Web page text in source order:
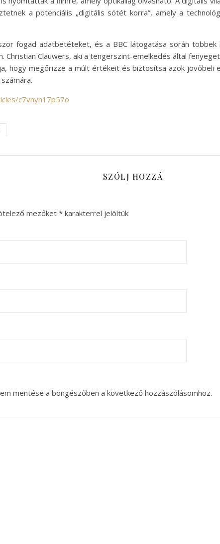
a potenciális „digitális sötét korra”, amely a
fogad adatbetéteket, és a BBC látogatása során
Christian Clauwers, aki a tengerszint-emelkedés által
hogy megőrizze a múlt értékeit és biztosítsa azok
c7vnyn17p57o
SZÓLJ HOZZÁ
mezőket * karakterrel jelöltük
mentése a böngészőben a következő hozzászólásomhoz.